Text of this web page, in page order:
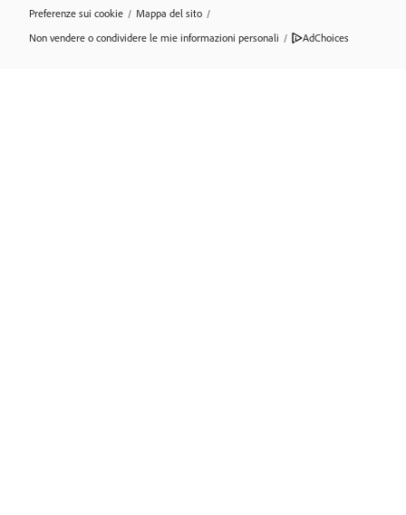
Preferenze sui cookie / Mappa del sito /
Non vendere o condividere le mie informazioni personali / AdChoices